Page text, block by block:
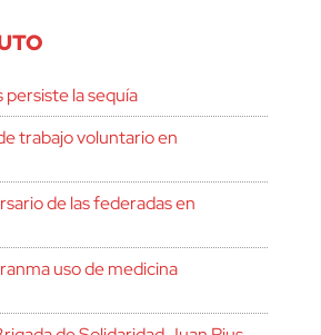
la sequía
trabajo voluntario en
de las federadas en
uso de medicina